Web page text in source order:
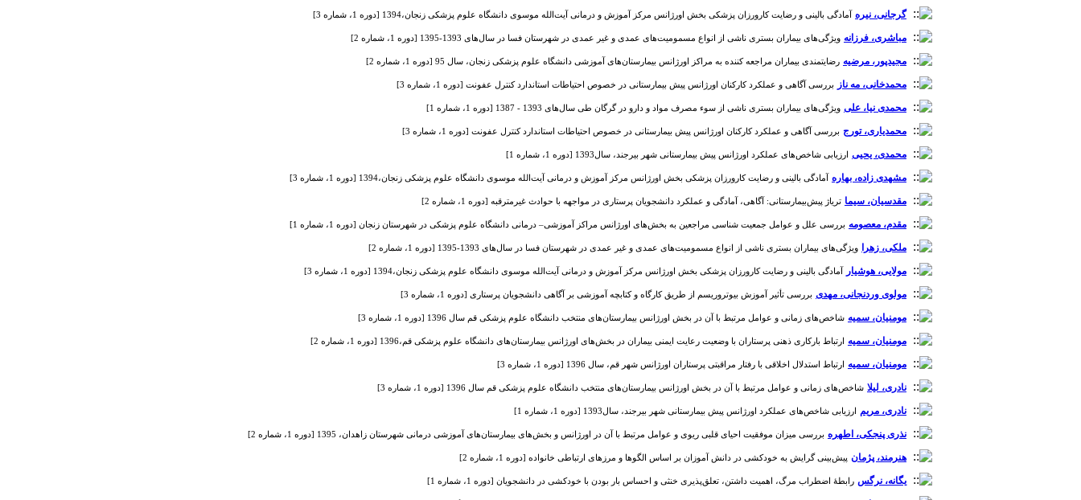
گرجانی، نیره آمادگی بالینی و رضایت کارورزان پزشکی بخش اورژانس مرکز آموزش و درمانی آیت‌الله موسوی دانشگاه علوم پزشکی زنجان،1394 [دوره 1، شماره 3]
مباشری، فرزانه ویژگی‌های بیماران بستری ناشی از انواع مسمومیت‌های عمدی و غیر عمدی در شهرستان فسا در سال‌های 1393-1395 [دوره 1، شماره 2]
مجیدپور، مرضیه رضایتمندی بیماران مراجعه کننده به مراکز اورژانس بیمارستان‌های آموزشی دانشگاه علوم پزشکی زنجان، سال 95 [دوره 1، شماره 2]
محمدخانی، مه ناز بررسی آگاهی و عملکرد کارکنان اورژانس پیش بیمارستانی در خصوص احتیاطات استاندارد کنترل عفونت [دوره 1، شماره 3]
محمدی نیا، علی ویژگی‌های بیماران بستری ناشی از سوء مصرف مواد و دارو در گرگان طی سال‌های 1393 - 1387 [دوره 1، شماره 1]
محمدیاری، تورج بررسی آگاهی و عملکرد کارکنان اورژانس پیش بیمارستانی در خصوص احتیاطات استاندارد کنترل عفونت [دوره 1، شماره 3]
محمدی، یحیی ارزیابی شاخص‌های عملکرد اورژانس پیش بیمارستانی شهر بیرجند، سال1393 [دوره 1، شماره 1]
مشهدی زاده، بهاره آمادگی بالینی و رضایت کارورزان پزشکی بخش اورژانس مرکز آموزش و درمانی آیت‌الله موسوی دانشگاه علوم پزشکی زنجان،1394 [دوره 1، شماره 3]
مقدسیان، سیما تریاژ پیش‌بیمارستانی: آگاهی، آمادگی و عملکرد دانشجویان پرستاری در مواجهه با حوادث غیرمترقبه [دوره 1، شماره 2]
مقدم، معصومه بررسی علل و عوامل جمعیت شناسی مراجعین به بخش‌های اورژانس مراکز آموزشی‌– درمانی دانشگاه علوم پزشکی در شهرستان زنجان [دوره 1، شماره 1]
ملکی، زهرا ویژگی‌های بیماران بستری ناشی از انواع مسمومیت‌های عمدی و غیر عمدی در شهرستان فسا در سال‌های 1393-1395 [دوره 1، شماره 2]
مولایی، هوشیار آمادگی بالینی و رضایت کارورزان پزشکی بخش اورژانس مرکز آموزش و درمانی آیت‌الله موسوی دانشگاه علوم پزشکی زنجان،1394 [دوره 1، شماره 3]
مولوی وردنجانی، مهدی بررسی تأثیر آموزش بیوتروریسم از طریق کارگاه و کتابچه آموزشی بر آگاهی دانشجویان پرستاری [دوره 1، شماره 3]
مومنیان، سمیه شاخص‌های زمانی و عوامل مرتبط با آن در بخش اورژانس بیمارستان‌های منتخب دانشگاه علوم پزشکی قم سال 1396 [دوره 1، شماره 3]
مومنیان، سمیه ارتباط بارکاری ذهنی پرستاران با وضعیت رعایت ایمنی بیماران در بخش‌های اورژانس بیمارستان‌های دانشگاه علوم پزشکی قم،1396 [دوره 1، شماره 2]
مومنیان، سمیه ارتباط استدلال اخلاقی با رفتار مراقبتی پرستاران اورژانس شهر قم، سال 1396 [دوره 1، شماره 3]
نادری، لیلا شاخص‌های زمانی و عوامل مرتبط با آن در بخش اورژانس بیمارستان‌های منتخب دانشگاه علوم پزشکی قم سال 1396 [دوره 1، شماره 3]
نادری، مریم ارزیابی شاخص‌های عملکرد اورژانس پیش بیمارستانی شهر بیرجند، سال1393 [دوره 1، شماره 1]
نذری پنجکی، اطهره بررسی میزان موفقیت احیای قلبی ریوی و عوامل مرتبط با آن در اورژانس و بخش‌های بیمارستان‌های آموزشی درمانی شهرستان زاهدان، 1395 [دوره 1، شماره 2]
هنرمند، پژمان پیش‌بینی گرایش به خودکشی در دانش آموزان بر اساس الگوها و مرزهای ارتباطی خانواده [دوره 1، شماره 2]
یگانه، نرگس رابطۀ اضطراب مرگ، اهمیت داشتن، تعلق‌پذیری خنثی و احساس بار بودن با خودکشی در دانشجویان [دوره 1، شماره 1]